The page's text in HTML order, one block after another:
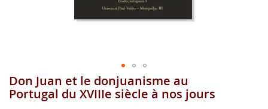
Aller
au
Don Juan et le donjuanisme au
Portugal du XVIIIe siècle à nos jours